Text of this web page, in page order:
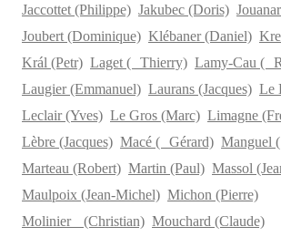
Jaccottet (Philippe) Jakubec (Doris)
Joubert (Dominique) Klébaner (Daniel)
Král (Petr) Laget ( Thierry) Lamy-Cau (
Laugier (Emmanuel) Laurans (Jacques) Le
Leclair (Yves) Le Gros (Marc) Limagne
Lèbre (Jacques) Macé ( Gérard) Manguel
Marteau (Robert) Martin (Paul) Massol
Maulpoix (Jean-Michel) Michon (Pierre)
Molinier (Christian) Mouchard (Claude)